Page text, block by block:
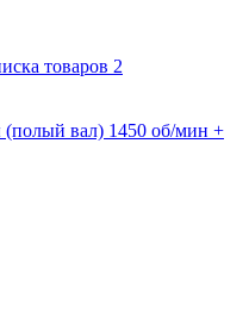
(полый вал) 1450 об/мин +